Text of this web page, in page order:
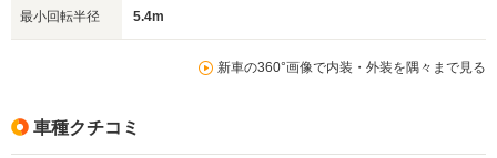
最小回転半径 5.4m
新車の360°画像で内装・外装を隅々まで見る
車種クチコミ